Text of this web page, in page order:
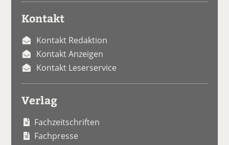
Kontakt
Kontakt Redaktion
Kontakt Anzeigen
Kontakt Leserservice
Verlag
Fachzeitschriften
Fachpresse